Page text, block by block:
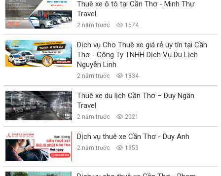
Thuê xe ô tô tại Cần Thơ - Minh Thư
Travel
2 năm trước 1574
Dịch vụ Cho Thuê xe giá rẻ uy tín tại Cần
Thơ - Công Ty TNHH Dịch Vụ Du Lịch
Nguyễn Linh
2 năm trước 1834
Thuê xe du lịch Cần Thơ – Duy Ngân
Travel
2 năm trước 2021
Dịch vụ thuê xe Cần Thơ - Duy Anh
2 năm trước 1953